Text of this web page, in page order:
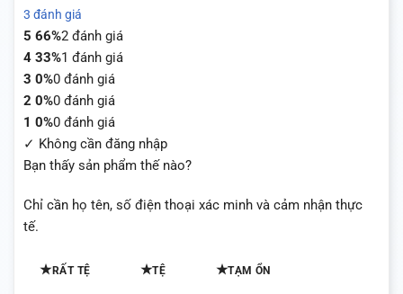
4.67trên
5 dựa trên
3
đánh giá
3 đánh giá
5 66%2 đánh giá
4 33%1 đánh giá
3 0%0 đánh giá
2 0%0 đánh giá
1 0%0 đánh giá
✓ Không cần đăng nhập
Bạn thấy sản phẩm thế nào?
Chỉ cần họ tên, số điện thoại xác minh và cảm nhận thực
tế.
★RẤT TỆ ★TỆ ★TẠM ỔN